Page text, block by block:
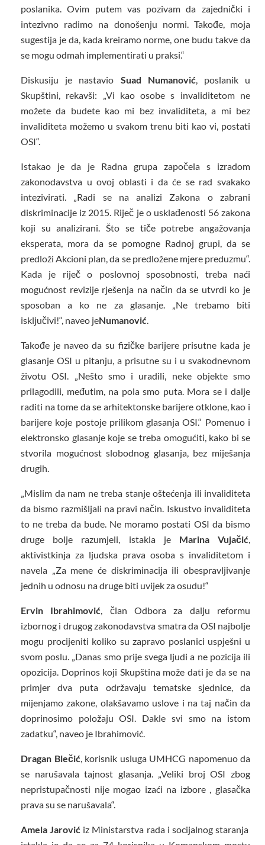
poslanika. Ovim putem vas pozivam da zajednički i
intezivno radimo na donošenju normi. Takođe, moja
sugestija je da, kada kreiramo norme, one budu takve da
se mogu odmah implementirati u praksi.“
Diskusiju je nastavio Suad Numanović, poslanik u
Skupštini, rekavši: „Vi kao osobe s invaliditetom ne
možete da budete kao mi bez invaliditeta, a mi bez
invaliditeta možemo u svakom trenu biti kao vi, postati
OSI“.
Istakao je da je Radna grupa započela s izradom
zakonodavstva u ovoj oblasti i da će se rad svakako
intezivirati. „Radi se na analizi Zakona o zabrani
diskriminacije iz 2015. Riječ je o usklađenosti 56 zakona
koji su analizirani. Što se tiče potrebe angažovanja
eksperata, mora da se pomogne Radnoj grupi, da se
predloži Akcioni plan, da se predložene mjere preduzmu“.
Kada je riječ o poslovnoj sposobnosti, treba naći
mogućnost revizije rješenja na način da se utvrdi ko je
sposoban a ko ne za glasanje. „Ne trebamo biti
isključivi!“, naveo jeNumanović.
Takođe je naveo da su fizičke barijere prisutne kada je
glasanje OSI u pitanju, a prisutne su i u svakodnevnom
životu OSI. „Nešto smo i uradili, neke objekte smo
prilagodili, međutim, na pola smo puta. Mora se i dalje
raditi na tome da se arhitektonske barijere otklone, kao i
barijere koje postoje prilikom glasanja OSI.“ Pomenuo i
elektronsko glasanje koje se treba omogućiti, kako bi se
stvorila mogućnost slobodnog glasanja, bez miješanja
drugih.
„Mislim da nam ne treba stanje oštećenja ili invaliditeta
da bismo razmišljali na pravi način. Iskustvo invaliditeta
to ne treba da bude. Ne moramo postati OSI da bismo
druge bolje razumjeli, istakla je Marina Vujačić,
aktivistkinja za ljudska prava osoba s invaliditetom i
navela „Za mene će diskriminacija ili obespravljivanje
jednih u odnosu na druge biti uvijek za osudu!“
Ervin Ibrahimović, član Odbora za dalju reformu
izbornog i drugog zakonodavstva smatra da OSI najbolje
mogu procijeniti koliko su zapravo poslanici uspješni u
svom poslu. „Danas smo prije svega ljudi a ne pozicija ili
opozicija. Doprinos koji Skupština može dati je da se na
primjer dva puta održavaju tematske sjednice, da
mijenjamo zakone, olakšavamo uslove i na taj način da
doprinosimo položaju OSI. Dakle svi smo na istom
zadatku“, naveo je Ibrahimović.
Dragan Blečić, korisnik usluga UMHCG napomenuo da
se narušavala tajnost glasanja. „Veliki broj OSI zbog
nepristupačnosti nije mogao izaći na izbore , glasačka
prava su se narušavala“.
Amela Jarović iz Ministarstva rada i socijalnog staranja